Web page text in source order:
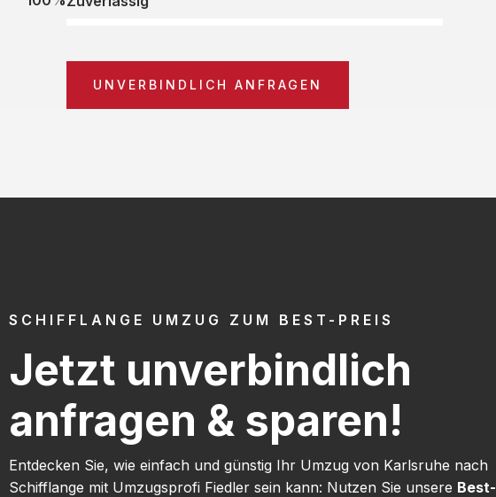
UNVERBINDLICH ANFRAGEN
SCHIFFLANGE UMZUG ZUM BEST-PREIS
Jetzt unverbindlich
anfragen & sparen!
Entdecken Sie, wie einfach und günstig Ihr Umzug von Karlsruhe nach
Schifflange mit Umzugsprofi Fiedler sein kann: Nutzen Sie unsere Best-